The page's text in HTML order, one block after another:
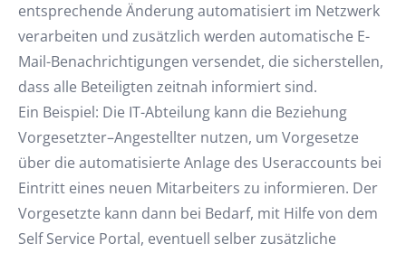
entsprechende Änderung automatisiert im Netzwerk
verarbeiten und zusätzlich werden automatische E-
Mail-Benachrichtigungen versendet, die sicherstellen,
dass alle Beteiligten zeitnah informiert sind.
Ein Beispiel: Die IT-Abteilung kann die Beziehung
Vorgesetzter–Angestellter nutzen, um Vorgesetze
über die automatisierte Anlage des Useraccounts bei
Eintritt eines neuen Mitarbeiters zu informieren. Der
Vorgesetzte kann dann bei Bedarf, mit Hilfe von dem
Self Service Portal, eventuell selber zusätzliche